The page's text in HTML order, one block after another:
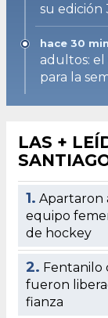
su edición
hace 30
adultos:
para la
LAS +
1. Apartaron
equipo
de hockey
2. Fentanilo
fueron
fianza